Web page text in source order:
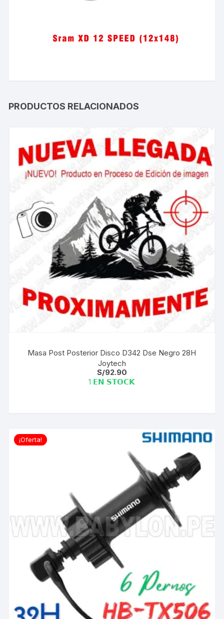
PRODUCTOS RELACIONADOS
Masa Post Posterior Disco D342 Dse Negro 28H
Joytech
S/92.90
1 𝗘𝗡 𝗦𝗧𝗢𝗖𝗞
¡Oferta!